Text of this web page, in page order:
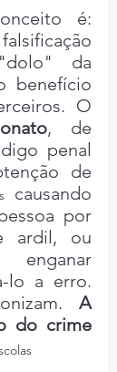
é:
da
benefício
O
, de
penal
de
por
ardil, ou
enganar
lo a erro.
A
do crime